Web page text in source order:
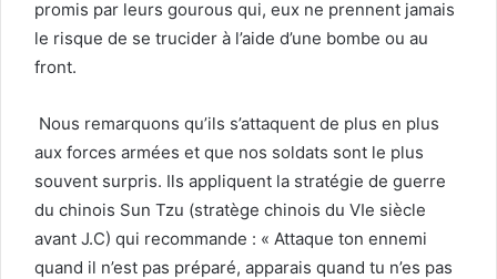
promis par leurs gourous qui, eux ne prennent jamais
le risque de se trucider à l’aide d’une bombe ou au
front.
Nous remarquons qu’ils s’attaquent de plus en plus
aux forces armées et que nos soldats sont le plus
souvent surpris. Ils appliquent la stratégie de guerre
du chinois Sun Tzu (stratège chinois du VIe siècle
avant J.C) qui recommande : « Attaque ton ennemi
quand il n’est pas préparé, apparais quand tu n’es pas